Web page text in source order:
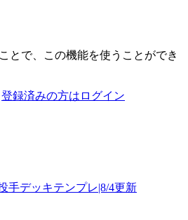
とで、この機能を使うことができ
登録済みの方はログイン
手デッキテンプレ|8/4更新